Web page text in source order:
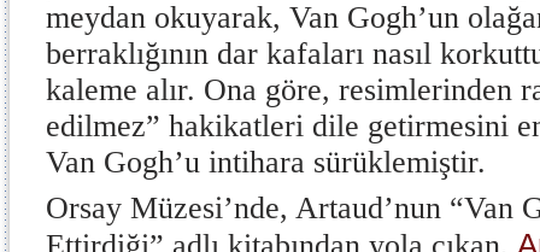
meydan okuyarak, Van Gogh’un
berraklığının dar kafaları nasıl
kaleme alır. Ona göre, resimlerinden
edilmez” hakikatleri dile getirmesini
Van Gogh’u intihara sürüklemiştir.
Orsay Müzesi’nde, Artaud’nun “Van